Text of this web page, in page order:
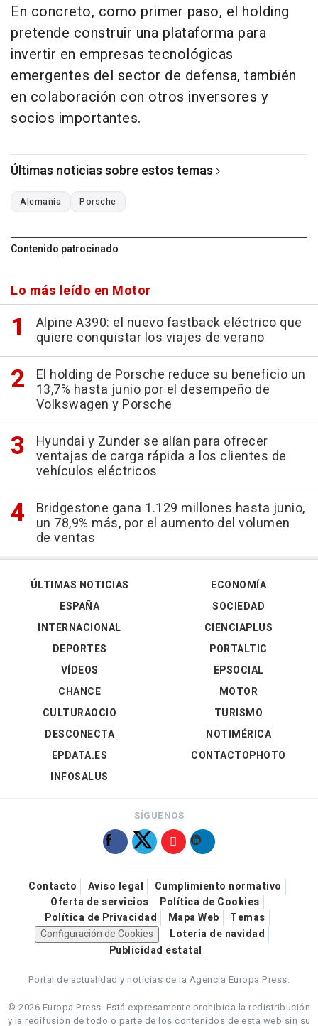
En concreto, como primer paso, el holding
pretende construir una plataforma para
invertir en empresas tecnológicas
emergentes del sector de defensa, también
en colaboración con otros inversores y
socios importantes.
Últimas noticias sobre estos temas
Alemania Porsche
Contenido patrocinado
Lo más leído en Motor
Alpine A390: el nuevo fastback eléctrico que
quiere conquistar los viajes de verano
El holding de Porsche reduce su beneficio un
13,7% hasta junio por el desempeño de
Volkswagen y Porsche
Hyundai y Zunder se alían para ofrecer
ventajas de carga rápida a los clientes de
vehículos eléctricos
Bridgestone gana 1.129 millones hasta junio,
un 78,9% más, por el aumento del volumen
de ventas
ÚLTIMAS NOTICIAS
ESPAÑA
INTERNACIONAL
DEPORTES
VÍDEOS
ECONOMÍA
SOCIEDAD
CIENCIAPLUS
PORTALTIC
EPSOCIAL
CHANCE
CULTURAOCIO
DESCONECTA
EPDATA.ES
INFOSALUS
MOTOR
TURISMO
NOTIMÉRICA
CONTACTOPHOTO
SÍGUENOS
Contacto Aviso legal
Cumplimiento normativo
Oferta de servicios
Política de Cookies
Política de Privacidad
Mapa Web
Temas
Configuración de Cookies
Loteria de navidad
Publicidad estatal
Portal de actualidad y noticias de la Agencia Europa Press.
© 2026 Europa Press. Está expresamente prohibida la redistribución
y la redifusión de todo o parte de los contenidos de esta web sin su